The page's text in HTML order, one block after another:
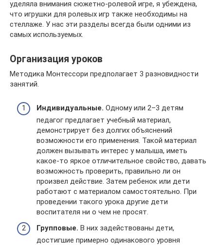
уделяла внимания сюжетно-ролевой игре, я убеждена,
что игрушки для ролевых игр также необходимы на
стеллаже. У нас эти разделы всегда были одними из
самых используемых.
Организация уроков
Методика Монтессори предполагает 3 разновидности
занятий.
Индивидуальные. Одному или 2–3 детям
педагог предлагает учебный материал,
демонстрирует без долгих объяснений
возможности его применения. Такой материал
должен вызывать интерес у малыша, иметь
какое-то яркое отличительное свойство, давать
возможность проверить, правильно ли он
произвел действие. Затем ребенок или дети
работают с материалом самостоятельно. При
проведении такого урока другие дети
воспитателя ни о чем не просят.
Групповые. В них задействованы дети,
достигшие примерно одинакового уровня